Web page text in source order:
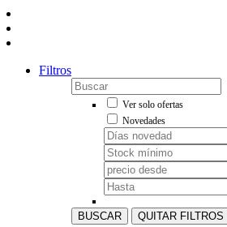
Filtros
Ver solo ofertas
Novedades
BUSCAR QUITAR FILTROS